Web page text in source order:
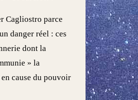
Cagliostro parce
danger réel : ces
dont la
» la
cause du pouvoir